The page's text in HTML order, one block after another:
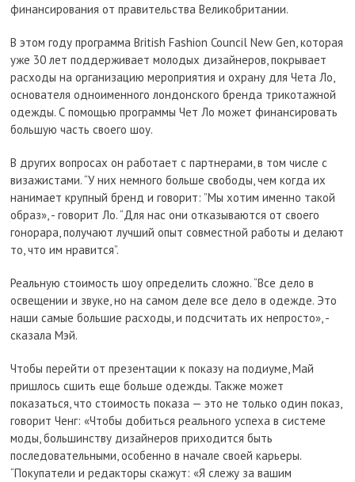
финансирования от правительства Великобритании.
В этом году программа British Fashion Council New Gen, которая
уже 30 лет поддерживает молодых дизайнеров, покрывает
расходы на организацию мероприятия и охрану для Чета Ло,
основателя одноименного лондонского бренда трикотажной
одежды. С помощью программы Чет Ло может финансировать
большую часть своего шоу.
В других вопросах он работает с партнерами, в том числе с
визажистами. “У них немного больше свободы, чем когда их
нанимает крупный бренд и говорит: ”Мы хотим именно такой
образ», - говорит Ло. “Для нас они отказываются от своего
гонорара, получают лучший опыт совместной работы и делают
то, что им нравится”.
Реальную стоимость шоу определить сложно. “Все дело в
освещении и звуке, но на самом деле все дело в одежде. Это
наши самые большие расходы, и подсчитать их непросто», -
сказала Мэй.
Чтобы перейти от презентации к показу на подиуме, Май
пришлось сшить еще больше одежды. Также может
показаться, что стоимость показа — это не только один показ,
говорит Ченг: «Чтобы добиться реального успеха в системе
моды, большинству дизайнеров приходится быть
последовательными, особенно в начале своей карьеры.
“Покупатели и редакторы скажут: «Я слежу за вашим